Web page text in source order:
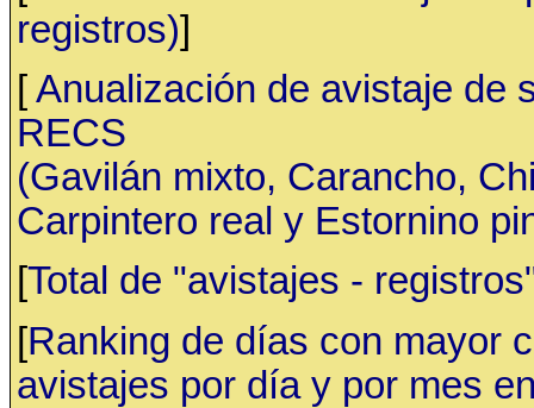
registros)]
[Anualización de avistaje de
RECS
(Gavilán mixto, Carancho,
Carpintero real y Estornino
[Total de "avistajes -
[Ranking de días con mayor
avistajes por día y por mes